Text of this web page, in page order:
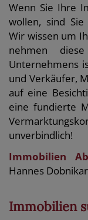
Wenn Sie Ihre
wollen, sind
Wir wissen um
nehmen
Unternehmens
und Verkäufer,
auf eine
eine fundierte
unverbindlich!
Immobilien
Hannes Dobnikar
Immobilien